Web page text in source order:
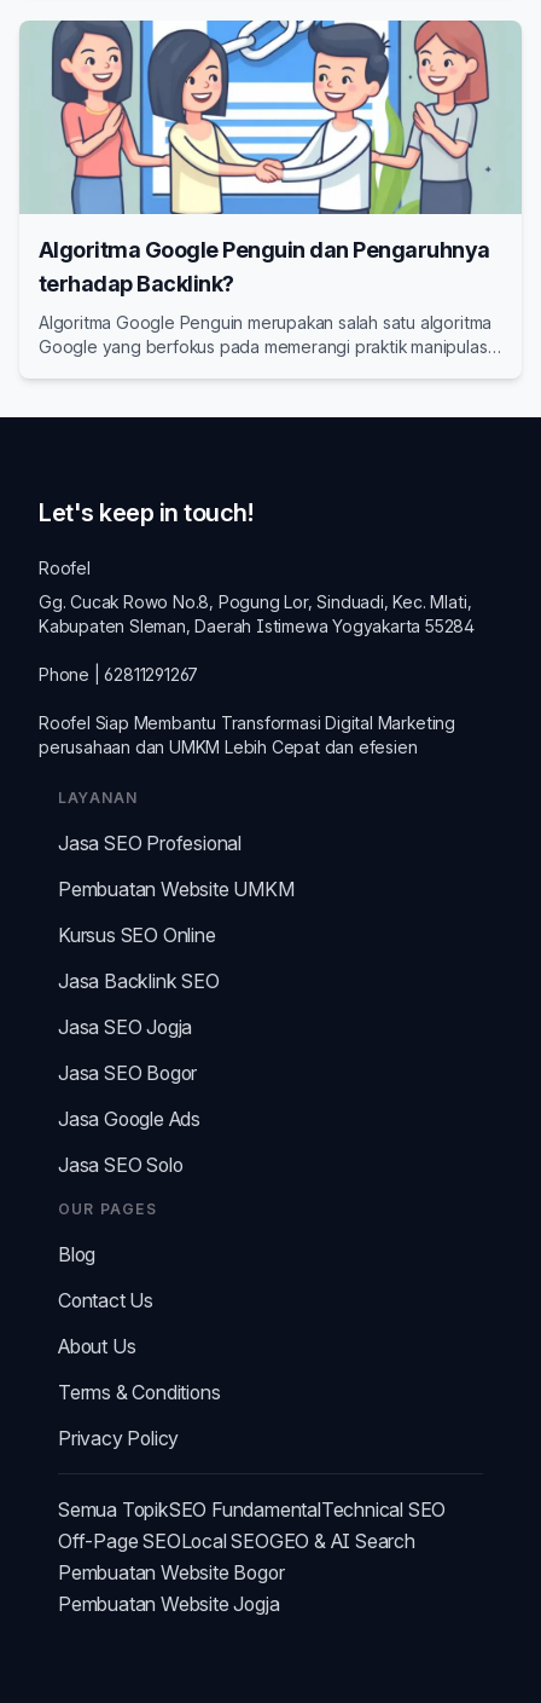
Algoritma Google Penguin dan Pengaruhnya
terhadap Backlink?
Algoritma Google Penguin merupakan salah satu algoritma
Google yang berfokus pada memerangi praktik manipulasi
Let's keep in touch!
Roofel
Gg. Cucak Rowo No.8, Pogung Lor, Sinduadi, Kec. Mlati,
Kabupaten Sleman, Daerah Istimewa Yogyakarta 55284
Phone | 62811291267
Roofel Siap Membantu TransformasiDigital Marketing
perusahaan danUMKM Lebih Cepat dan efesien
LAYANAN
Jasa SEO Profesional
Pembuatan Website UMKM
Kursus SEO Online
Jasa Backlink SEO
Jasa SEO Jogja
Jasa SEO Bogor
Jasa Google Ads
Jasa SEO Solo
OUR PAGES
Blog
Contact Us
About Us
Terms & Conditions
Privacy Policy
Semua TopikSEO FundamentalTechnical SEO
Off-Page SEOLocal SEOGEO & AI Search
Pembuatan Website Bogor
Pembuatan Website Jogja